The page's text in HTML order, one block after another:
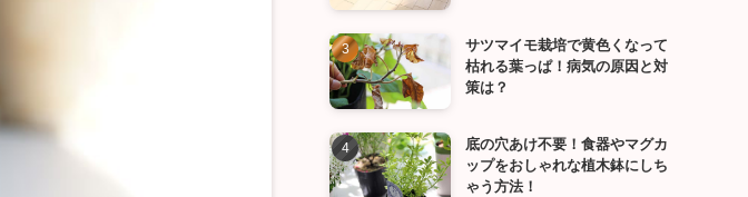
サツマイモ栽培で黄色くなって
枯れる葉っぱ！病気の原因と対
策は？
底の穴あけ不要！食器やマグカ
ップをおしゃれな植木鉢にしち
ゃう方法！